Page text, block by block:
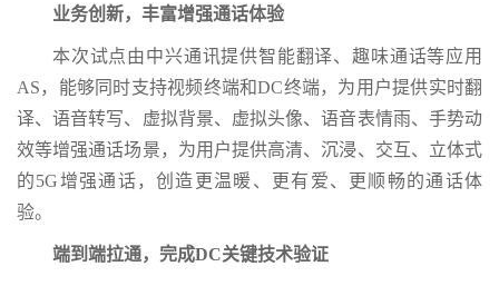
业务创新，丰富增强通话体验
本次试点由中兴通讯提供智能翻译、趣味通话等应用
AS，能够同时支持视频终端和DC终端，为用户提供实时翻
译、语音转写、虚拟背景、虚拟头像、语音表情雨、手势动
效等增强通话场景，为用户提供高清、沉浸、交互、立体式
的5G增强通话，创造更温暖、更有爱、更顺畅的通话体
验。
端到端拉通，完成DC关键技术验证